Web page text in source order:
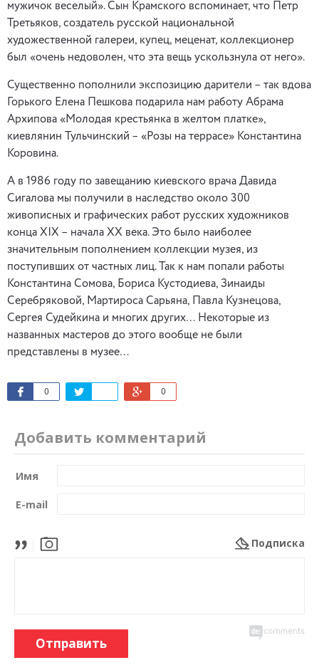
мужичок веселый». Сын Крамского вспоминает, что Петр
Третьяков, создатель русской национальной
художественной галереи, купец, меценат, коллекционер
был «очень недоволен, что эта вещь ускользнула от него».
Существенно пополнили экспозицию дарители – так вдова
Горького Елена Пешкова подарила нам работу Абрама
Архипова «Молодая крестьянка в желтом платке»,
киевлянин Тульчинский – «Розы на террасе» Константина
Коровина.
А в 1986 году по завещанию киевского врача Давида
Сигалова мы получили в наследство около 300
живописных и графических работ русских художников
конца ХIХ – начала ХХ века. Это было наиболее
значительным пополнением коллекции музея, из
поступивших от частных лиц. Так к нам попали работы
Константина Сомова, Бориса Кустодиева, Зинаиды
Серебряковой, Мартироса Сарьяна, Павла Кузнецова,
Сергея Судейкина и многих других… Некоторые из
названных мастеров до этого вообще не были
представлены в музее…
0 0
Добавить комментарий
Имя
E-mail
Подписка
Отправить